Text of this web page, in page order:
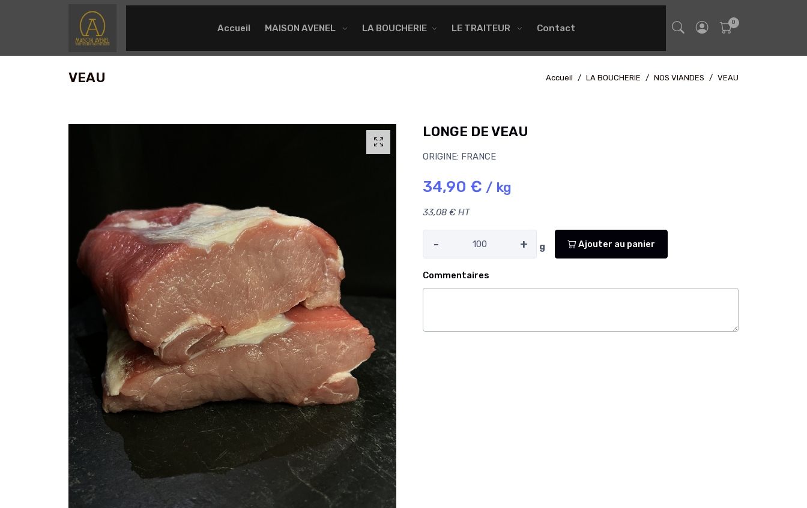
Accueil MAISON AVENEL LA BOUCHERIE LE TRAITEUR Contact
VEAU Accueil LA BOUCHERIE NOS VIANDES VEAU
LONGE DE VEAU
ORIGINE: FRANCE
34,90 € / kg
33,08 € HT
- + g Ajouter au panier
Commentaires